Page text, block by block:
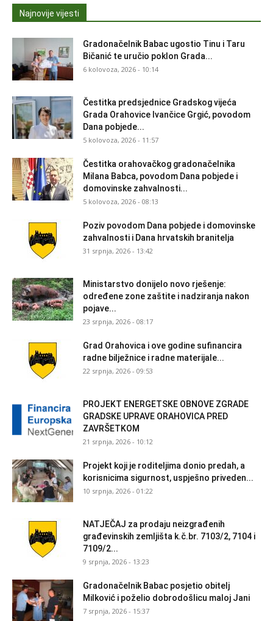
Najnovije vijesti
Gradonačelnik Babac ugostio Tinu i Taru
Bičanić te uručio poklon Grada...
6 kolovoza, 2026 - 10:14
Čestitka predsjednice Gradskog vijeća
Grada Orahovice Ivančice Grgić, povodom
Dana pobjede...
5 kolovoza, 2026 - 11:57
Čestitka orahovačkog gradonačelnika
Milana Babca, povodom Dana pobjede i
domovinske zahvalnosti...
5 kolovoza, 2026 - 08:13
Poziv povodom Dana pobjede i domovinske
zahvalnosti i Dana hrvatskih branitelja
31 srpnja, 2026 - 13:42
Ministarstvo donijelo novo rješenje:
određene zone zaštite i nadziranja nakon
pojave...
23 srpnja, 2026 - 08:17
Grad Orahovica i ove godine sufinancira
radne bilježnice i radne materijale...
22 srpnja, 2026 - 09:53
PROJEKT ENERGETSKE OBNOVE ZGRADE
GRADSKE UPRAVE ORAHOVICA PRED
ZAVRŠETKOM
21 srpnja, 2026 - 10:12
Projekt koji je roditeljima donio predah, a
korisnicima sigurnost, uspješno priveden...
10 srpnja, 2026 - 01:22
NATJEČAJ za prodaju neizgrađenih
građevinskih zemljišta k.č.br. 7103/2, 7104 i
7109/2...
9 srpnja, 2026 - 13:23
Gradonačelnik Babac posjetio obitelj
Milković i poželio dobrodošlicu maloj Jani
7 srpnja, 2026 - 15:37